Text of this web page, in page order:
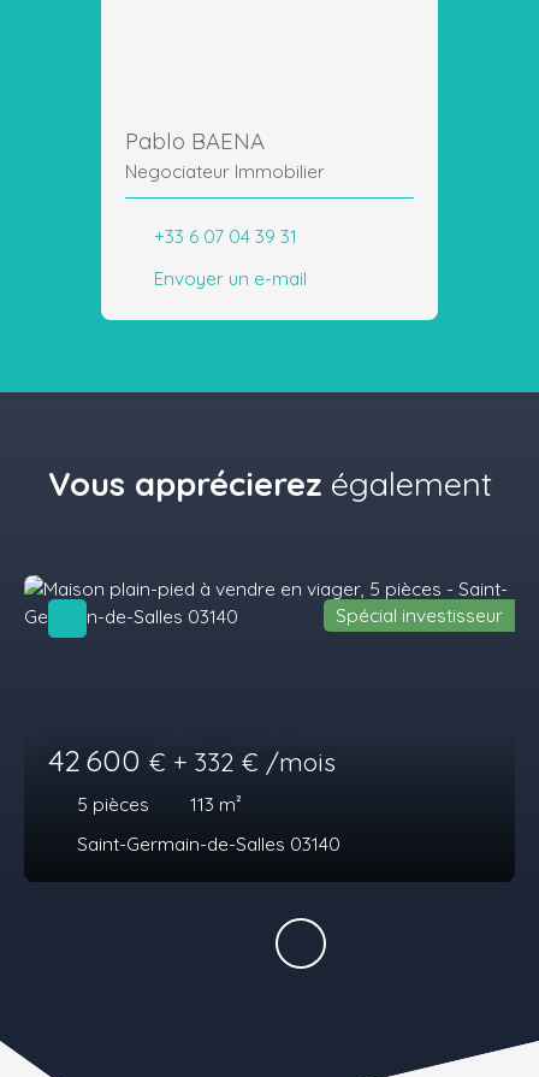
Pablo BAENA
Negociateur Immobilier
+33 6 07 04 39 31
Envoyer un e-mail
Vous apprécierez également
42 600 € + 332 € /mois
5 pièces 113 m²
Saint-Germain-de-Salles 03140
Spécial investisseur